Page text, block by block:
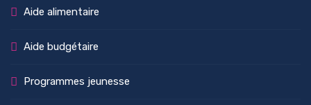
Aide alimentaire
Aide budgétaire
Programmes jeunesse